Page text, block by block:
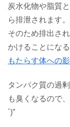
炭水化物や脂質
ら排泄されます。
そのため排出さ
かけることにな
もたらす体への
タンパク質の過
も臭くなるので
´)”